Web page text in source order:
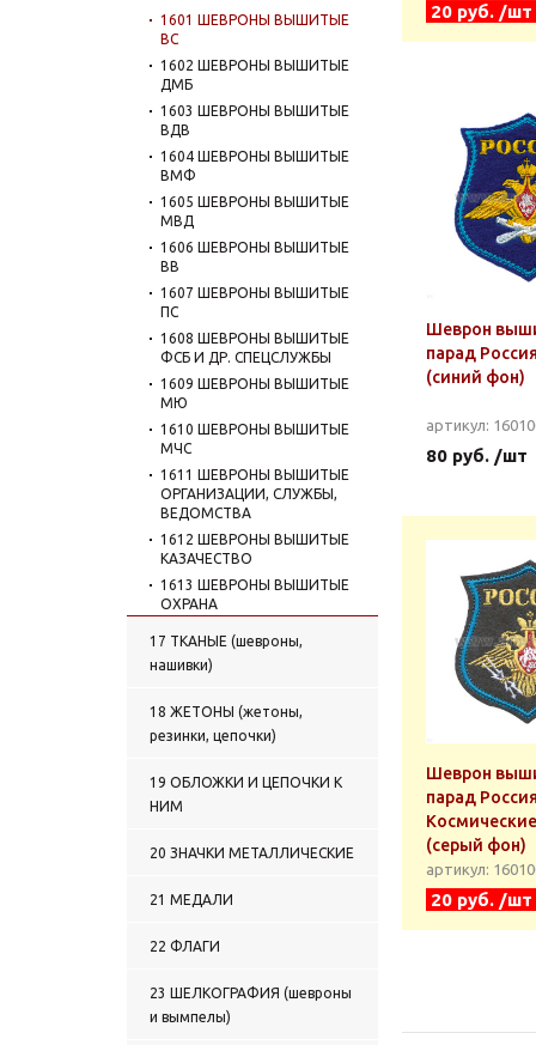
1601 ШЕВРОНЫ ВЫШИТЫЕ
ВС
1602 ШЕВРОНЫ ВЫШИТЫЕ
ДМБ
1603 ШЕВРОНЫ ВЫШИТЫЕ
ВДВ
1604 ШЕВРОНЫ ВЫШИТЫЕ
ВМФ
1605 ШЕВРОНЫ ВЫШИТЫЕ
МВД
1606 ШЕВРОНЫ ВЫШИТЫЕ
ВВ
1607 ШЕВРОНЫ ВЫШИТЫЕ
ПС
1608 ШЕВРОНЫ ВЫШИТЫЕ
ФСБ И ДР. СПЕЦСЛУЖБЫ
1609 ШЕВРОНЫ ВЫШИТЫЕ
МЮ
1610 ШЕВРОНЫ ВЫШИТЫЕ
МЧС
1611 ШЕВРОНЫ ВЫШИТЫЕ
ОРГАНИЗАЦИИ, СЛУЖБЫ,
ВЕДОМСТВА
1612 ШЕВРОНЫ ВЫШИТЫЕ
КАЗАЧЕСТВО
1613 ШЕВРОНЫ ВЫШИТЫЕ
ОХРАНА
УЧЕБНЫЕ ЗАВЕДЕНИЯ
1615 КУРСОВКИ ВЫШИТЫЕ
1616 ШЕВРОНЫ ВЫШИТЫЕ
ПРОЧИЕ
1617 ШЕВРОНЫ ВЫШИТЫЕ
1618 НАШИВКИ НА ГРУДЬ
ВЫШИТЫЕ ГРУППЫ КРОВИ
ВЫШИТЫЕ ВС
ВЫШИТЫЕ ПС
ВЫШИТЫЕ ВМФ
ВЫШИТЫЕ МВД
1623 НАШИВКИ НА ГРУДЬ
17 ТКАНЫЕ (шевроны,
нашивки)
18 ЖЕТОНЫ (жетоны,
резинки, цепочки)
19 ОБЛОЖКИ И ЦЕПОЧКИ К
НИМ
20 ЗНАЧКИ МЕТАЛЛИЧЕСКИЕ
21 МЕДАЛИ
22 ФЛАГИ
23 ШЕЛКОГРАФИЯ (шевроны
и вымпелы)
20 руб. /шт
Шеврон
парад
(синий фон)
артикул:
80 руб. /шт
Шеврон
парад Россия
(серый фон)
артикул:
20 руб. /шт